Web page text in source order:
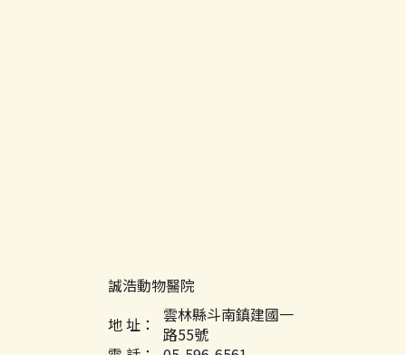
誠浩動物醫院
地 址：
雲林縣斗南鎮建國一
路55號